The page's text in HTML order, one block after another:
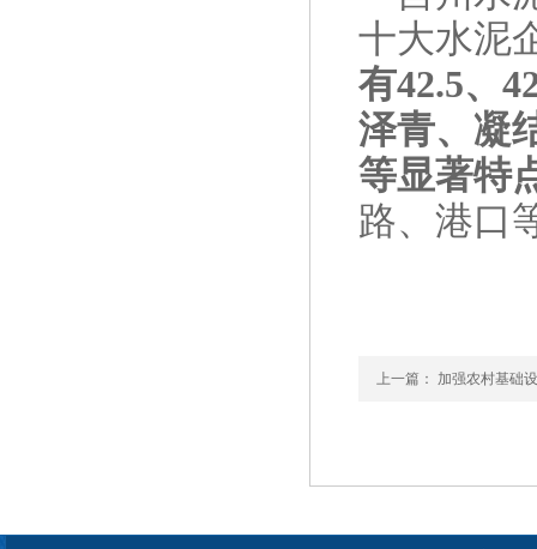
十大水泥
有42.5、
泽青、凝
等显著特
路、港口
上一篇： 加强农村基础